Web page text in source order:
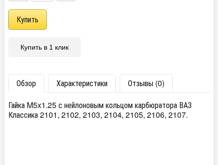
Купить в 1 клик
Обзор Характеристики
Отзывы (0)
Гайка M5x1.25 с нейлоновым кольцом карбюратора ВАЗ
Классика 2101, 2102, 2103, 2104, 2105, 2106, 2107.